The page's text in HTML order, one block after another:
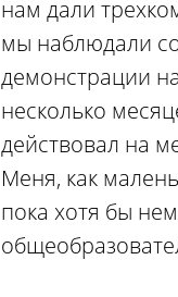
нам дали
мы наблюдали
демонстрации
несколько
действовал на
Меня, как
пока хотя бы